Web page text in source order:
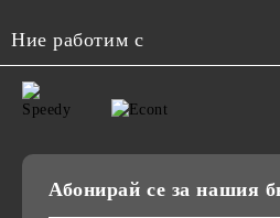
Ние работим с
Абонирай се за нашия